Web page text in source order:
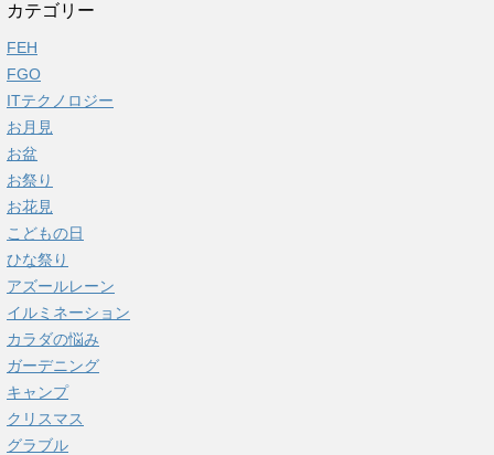
カテゴリー
FEH
FGO
ITテクノロジー
お月見
お盆
お祭り
お花見
こどもの日
ひな祭り
アズールレーン
イルミネーション
カラダの悩み
ガーデニング
キャンプ
クリスマス
グラブル